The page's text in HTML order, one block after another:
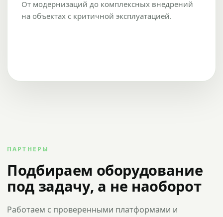
От модернизаций до комплексных внедрений
на объектах с критичной эксплуатацией.
ПАРТНЕРЫ
Подбираем оборудование
под задачу, а не наоборот
Работаем с проверенными платформами и